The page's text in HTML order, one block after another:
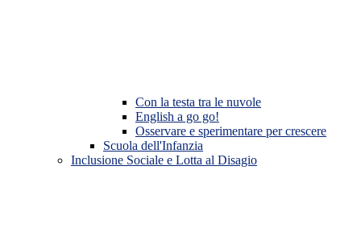
Con la testa tra le nuvole
English a go go!
Osservare e sperimentare per crescere
Scuola dell'Infanzia
Inclusione Sociale e Lotta al Disagio